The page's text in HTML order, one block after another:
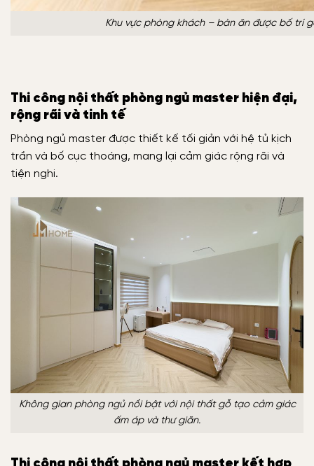
Khu vực phòng khách – bàn ăn được bố trí
Thi công nội thất phòng ngủ master hiện đại,
rộng rãi và tinh tế
Phòng ngủ master được thiết kế tối giản với hệ tủ kịch
trần và bố cục thoáng, mang lại cảm giác rộng rãi và
tiện nghi.
Không gian phòng ngủ nổi bật với nội thất gỗ tạo cảm giác
ấm áp và thư giãn.